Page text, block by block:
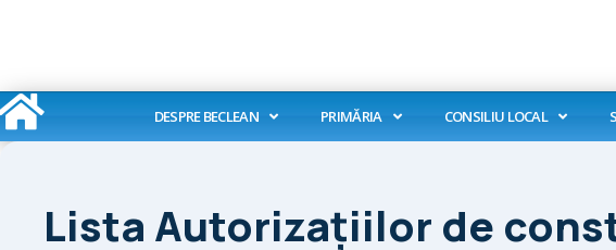
DESPRE BECLEAN PRIMĂRIA CONSILIU LOCAL
Lista Autorizaţiilor de